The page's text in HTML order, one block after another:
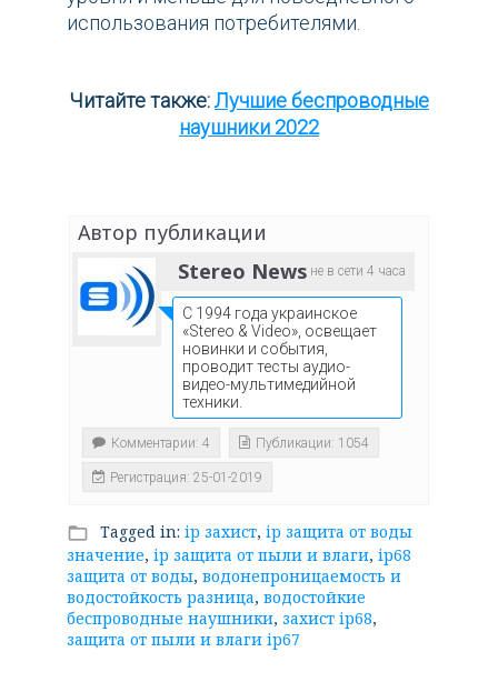
использования потребителями.
Читайте также:Лучшие беспроводные
наушники 2022
Автор публикации
не в сети 4 часа
Stereo News
С 1994 года украинское
«Stereo & Video», освещает
новинки и события,
проводит тесты аудио-
видео-мультимедийной
техники.
Комментарии: 4 Публикации: 1054
Регистрация: 25-01-2019
folder_open Tagged in: ip захист, ip защита от воды
значение, ip защита от пыли и влаги, ip68
защита от воды, водонепроницаемость и
водостойкость разница, водостойкие
беспроводные наушники, захист ip68,
защита от пыли и влаги ip67